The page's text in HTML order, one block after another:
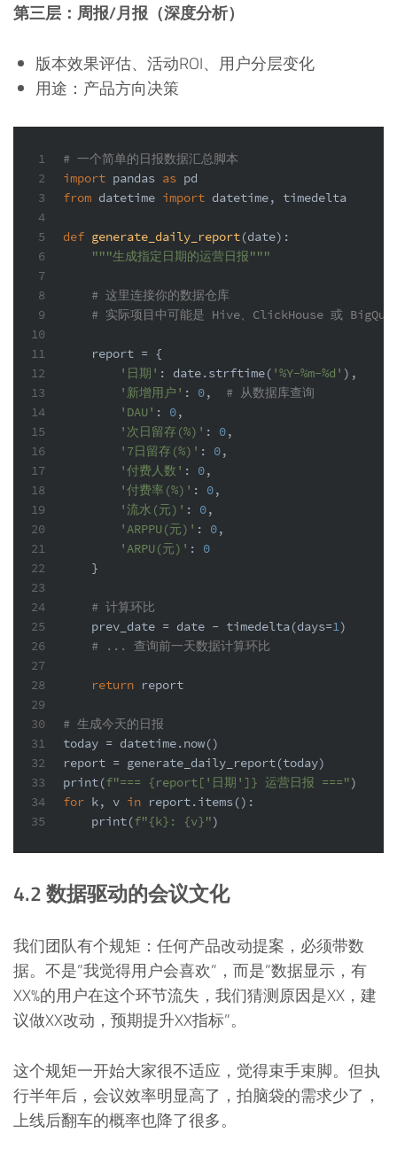
第三层：周报/月报（深度分析）
版本效果评估、活动ROI、用户分层变化
用途：产品方向决策
1
2
3
4
5
6
7
8
9
10
11
12
13
14
15
16
17
18
19
20
21
22
23
24
25
26
27
28
29
30
31
32
33
34
35
# 一个简单的日报数据汇总脚本
import pandas as pd
from datetime import datetime, timedelta
def generate_daily_report(date):
"""生成指定日期的运营日报"""
# 这里连接你的数据仓库
# 实际项目中可能是 Hive、ClickHouse 或
    report = {
'日期' : date.strftime( '%Y-%m-%d' ),
'新增用户' : 0, # 从数据库查询
'DAU' : 0,
'次日留存(%)' : 0,
'7日留存(%)' : 0,
'付费人数' : 0,
'付费率(%)' : 0,
'流水(元)' : 0,
'ARPPU(元)' : 0,
'ARPU(元)' : 0
    }
# 计算环比
    prev_date = date - timedelta(days=
1)
# ... 查询前一天数据计算环比
return report
# 生成今天的日报
today = datetime.now()
report = generate_daily_report(today)
print(f"=== {report[ '日期' ]} 运营日报 ===")
for k, v in report.items():
print(f"{k} : {v}")
4.2 数据驱动的会议文化
我们团队有个规矩：任何产品改动提案，必须带数
据。不是”我觉得用户会喜欢”，而是”数据显示，有
XX%的用户在这个环节流失，我们猜测原因是XX，建
议做XX改动，预期提升XX指标”。
这个规矩一开始大家很不适应，觉得束手束脚。但执
行半年后，会议效率明显高了，拍脑袋的需求少了，
上线后翻车的概率也降了很多。